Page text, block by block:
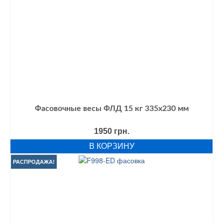
Фасовочные весы ФЛД 15 кг 335х230 мм
1950 грн.
В КОРЗИНУ
РАСПРОДАЖА!